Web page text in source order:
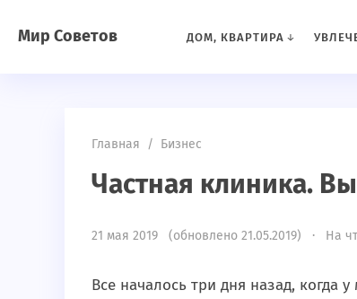
Мир Советов ДОМ, КВАРТИРА
Главная / Бизнес
Частная клиника.
21 мая 2019 (обновлено 21.05.2019) · На
Все началось три дня назад, когда